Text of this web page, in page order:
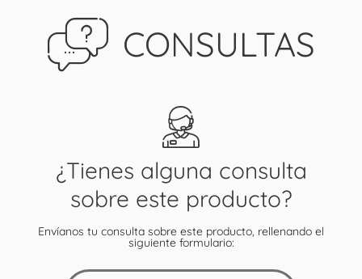
CONSULTAS
¿Tienes alguna consulta
sobre este producto?
Envíanos tu consulta sobre este producto, rellenando el
siguiente formulario: